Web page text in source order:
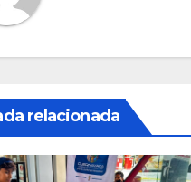
relacionada